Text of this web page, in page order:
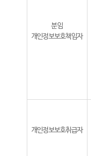
분임
개인정보보호책임자
개인정보보호취급자